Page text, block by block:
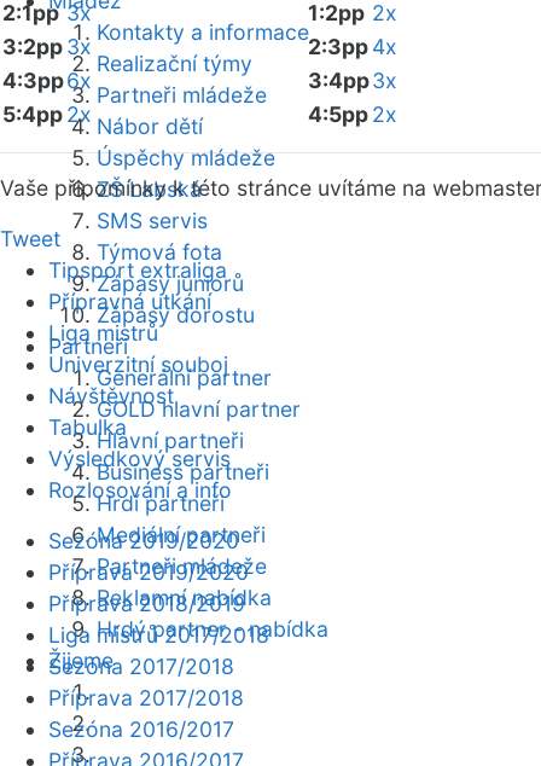
Kontakty a informace
Realizační týmy
Partneři mládeže
Nábor dětí
Úspěchy mládeže
ZŠ Labská
SMS servis
Týmová fota
Zápasy juniorů
Zápasy dorostu
Partneři
Generální partner
GOLD hlavní partner
Hlavní partneři
Business partneři
Hrdí partneři
Mediální partneři
Partneři mládeže
Reklamní nabídka
Hrdý partner - nabídka
Žijeme
2:1pp 3x
3:2pp3x
4:3pp6x
5:4pp2x
1:2pp 2x
2:3pp4x
3:4pp3x
4:5pp2x
Vaše připomínky k této stránce uvítáme na webmaster
Tweet
Tipsport extraliga
Přípravná utkání
Liga mistrů
Univerzitní souboj
Návštěvnost
Tabulka
Výsledkový servis
Rozlosování a info
Sezóna 2019/2020
Příprava 2019/2020
Příprava 2018/2019
Liga mistrů 2017/2018
Sezóna 2017/2018
Příprava 2017/2018
Sezóna 2016/2017
Příprava 2016/2017